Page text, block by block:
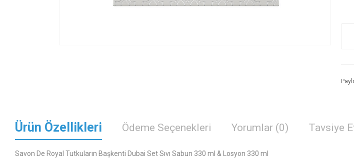
Ürün Özellikleri Ödeme Seçenekleri Yorumlar (0) Tavsiye
Savon De Royal Tutkuların Başkenti Dubai Set Sıvı Sabun 330 ml & Losyon 330 ml